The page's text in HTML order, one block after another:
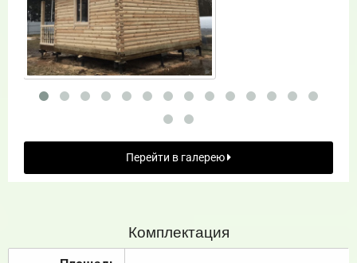
Перейти в галерею
Комплектация